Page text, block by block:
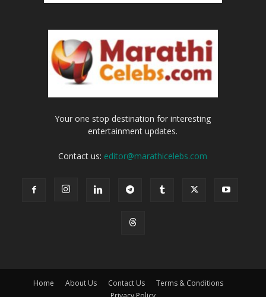
Your one stop destination for interesting
entertainment updates.
Contact us: editor@marathicelebs.com
Home About Us Contact Us
Terms & Conditions